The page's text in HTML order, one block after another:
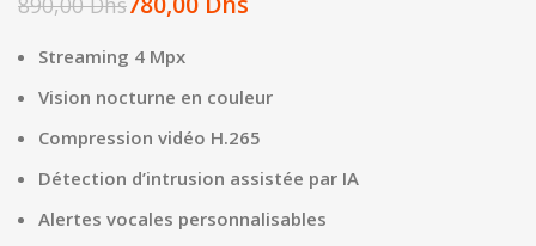
Streaming 4 Mpx
Vision nocturne en couleur
Compression vidéo H.265
Détection d’intrusion assistée par IA
Alertes vocales personnalisables